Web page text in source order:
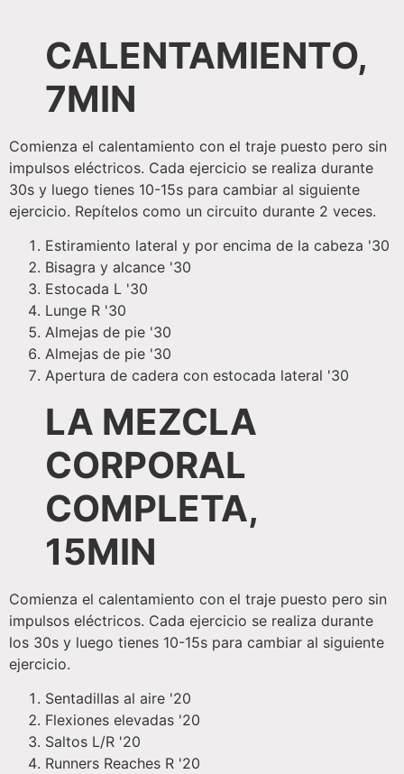
CALENTAMIENTO,
7MIN
Comienza el calentamiento con el traje puesto pero sin
impulsos eléctricos. Cada ejercicio se realiza durante
30s y luego tienes 10-15s para cambiar al siguiente
ejercicio. Repítelos como un circuito durante 2 veces.
Estiramiento lateral y por encima de la cabeza '30
Bisagra y alcance '30
Estocada L '30
Lunge R '30
Almejas de pie '30
Almejas de pie '30
Apertura de cadera con estocada lateral '30
LA MEZCLA
CORPORAL
COMPLETA,
15MIN
Comienza el calentamiento con el traje puesto pero sin
impulsos eléctricos. Cada ejercicio se realiza durante
los 30s y luego tienes 10-15s para cambiar al siguiente
ejercicio.
Sentadillas al aire '20
Flexiones elevadas '20
Saltos L/R '20
Runners Reaches R '20